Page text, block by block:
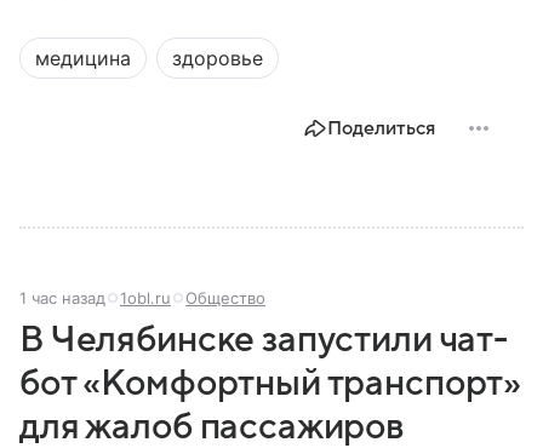
медицина здоровье
Поделиться
1 час назад 1obl.ru Общество
В Челябинске запустили чат-
бот «Комфортный транспорт»
для жалоб пассажиров